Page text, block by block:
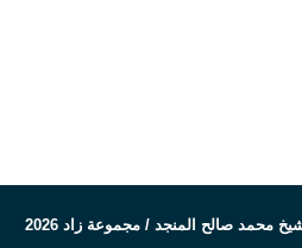
محمد صالح المنجد / مجموعة زاد 2026